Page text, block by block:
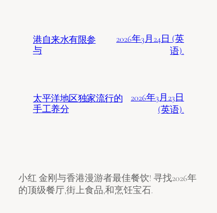
港自来水有限参
与
2026年3月24日 (英
语).
太平洋地区独家流行的
手工养分
2026年3月23日
(英语).
小红 金刚与香港漫游者最佳餐饮! 寻找2026年
的顶级餐厅,街上食品,和烹饪宝石.